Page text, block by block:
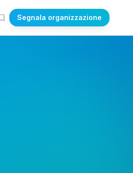
Segnala organizzazione